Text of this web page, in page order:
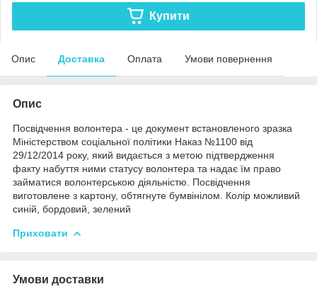
Купити
Опис Доставка Оплата Умови повернення
Опис
Посвідчення волонтера - це документ встановленого зразка
Міністерством соціальної політики Наказ №1100 від
29/12/2014 року, який видається з метою підтвердження
факту набуття ними статусу волонтера та надає їм право
займатися волонтерською діяльністю. Посвідчення
виготовлене з картону, обтягнуте бумвінілом. Колір можливий
синій, бордовий, зелений
Приховати
Умови доставки